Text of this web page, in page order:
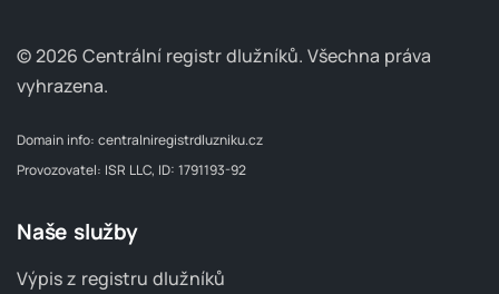
© 2026 Centrální registr dlužníků. Všechna práva
vyhrazena.
Domain info: centralniregistrdluzniku.cz
Provozovatel: ISR LLC, ID: 1791193-92
Naše služby
Výpis z registru dlužníků